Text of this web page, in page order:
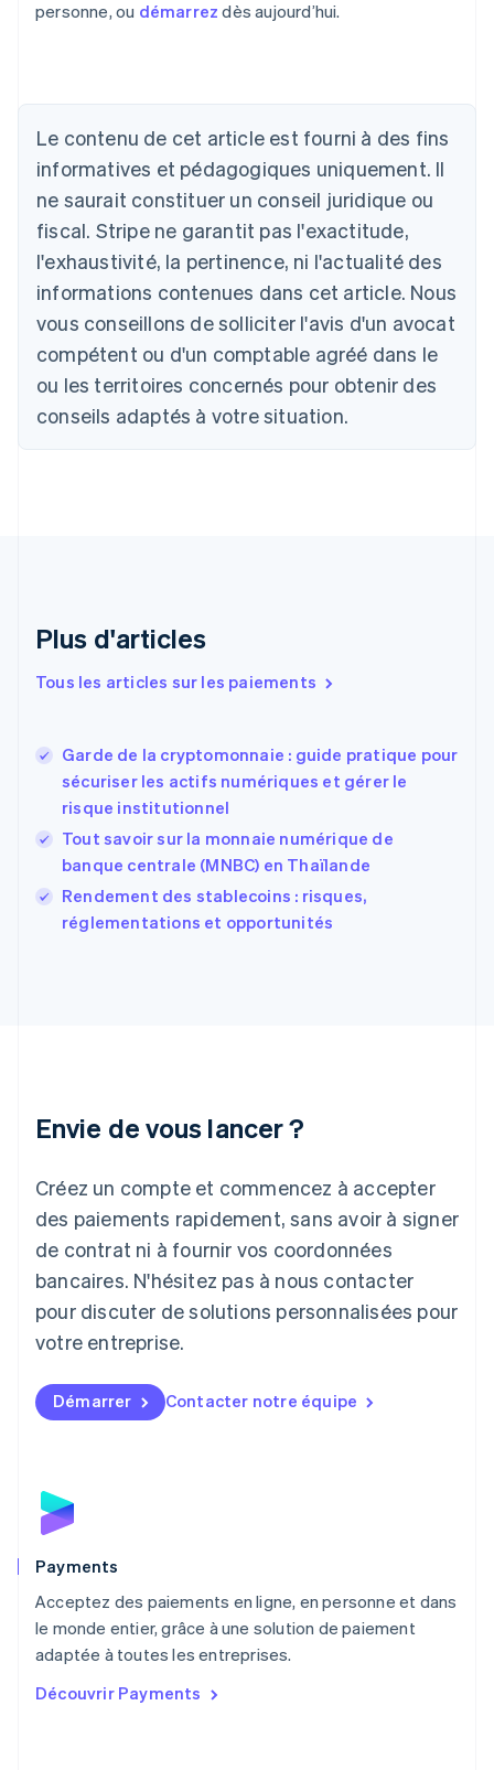
personne, ou démarrez dès aujourd’hui.
Le contenu de cet article est fourni à des fins
informatives et pédagogiques uniquement. Il
ne saurait constituer un conseil juridique ou
fiscal. Stripe ne garantit pas l'exactitude,
l'exhaustivité, la pertinence, ni l'actualité des
informations contenues dans cet article. Nous
vous conseillons de solliciter l'avis d'un avocat
compétent ou d'un comptable agréé dans le
ou les territoires concernés pour obtenir des
conseils adaptés à votre situation.
Plus d'articles
Tous les articles sur les paiements
Garde de la cryptomonnaie : guide pratique pour
sécuriser les actifs numériques et gérer le
risque institutionnel
Tout savoir sur la monnaie numérique de
banque centrale (MNBC) en Thaïlande
Rendement des stablecoins : risques,
réglementations et opportunités
Envie de vous lancer ?
Créez un compte et commencez à accepter
des paiements rapidement, sans avoir à signer
de contrat ni à fournir vos coordonnées
bancaires. N'hésitez pas à nous contacter
pour discuter de solutions personnalisées pour
votre entreprise.
Démarrer Contacter notre équipe
Payments
Acceptez des paiements en ligne, en personne et dans
le monde entier, grâce à une solution de paiement
adaptée à toutes les entreprises.
Découvrir Payments
DeutschEnglish
English
Autriche
Deutsch English
Belgique
NederlandsFrançaisDeutschEnglish
Brésil
Bulgarie
English
Canada
English Français
Chine continentale
Espagne
Estonie
English Español 简体中文
Finlande
English Svenska
FrançaisEnglish
Gibraltar
English
Grèce
English
Japon
Lettonie
English
Liechtenstein
DeutschEnglish
Lituanie
Luxembourg
FrançaisDeutschEnglish
English简体中文
Malte
Norvège
English
English
NederlandsEnglish
Pologne
English
PortuguêsEnglish